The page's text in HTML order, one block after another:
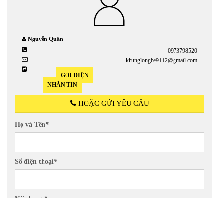
Nguyễn Quân
0973798520
khunglongbe9112@gmail.com
GỌI ĐIỆN
NHẮN TIN
HOẶC GỬI YÊU CẦU
Họ và Tên*
Số điện thoại*